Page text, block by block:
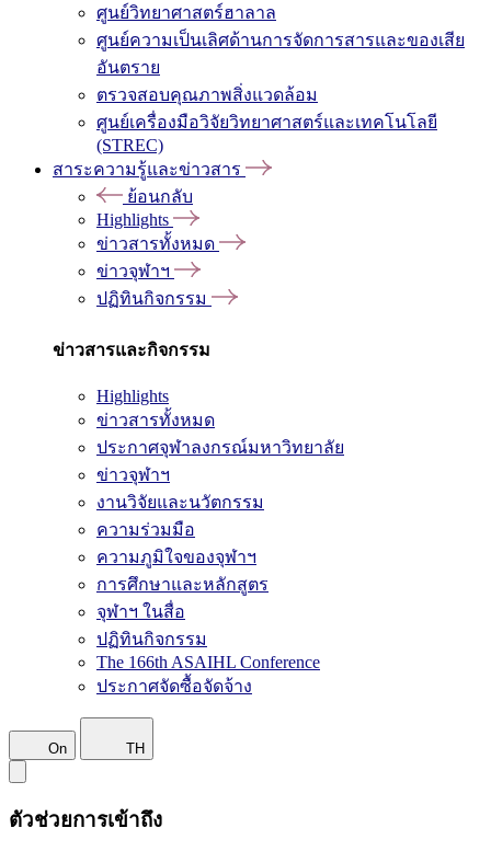
ศูนย์วิทยาศาสตร์ฮาลาล
ศูนย์ความเป็นเลิศด้านการจัดการสารและของเสีย
อันตราย
ตรวจสอบคุณภาพสิ่งแวดล้อม
ศูนย์เครื่องมือวิจัยวิทยาศาสตร์และเทคโนโลยี
(STREC)
สาระความรู้และข่าวสาร
ย้อนกลับ
Highlights
ข่าวสารทั้งหมด
ข่าวจุฬาฯ
ปฏิทินกิจกรรม
ข่าวสารและกิจกรรม
Highlights
ข่าวสารทั้งหมด
ประกาศจุฬาลงกรณ์มหาวิทยาลัย
ข่าวจุฬาฯ
งานวิจัยและนวัตกรรม
ความร่วมมือ
ความภูมิใจของจุฬาฯ
การศึกษาและหลักสูตร
จุฬาฯ ในสื่อ
ปฏิทินกิจกรรม
The 166th ASAIHL Conference
ประกาศจัดซื้อจัดจ้าง
On TH
ตัวช่วยการเข้าถึง